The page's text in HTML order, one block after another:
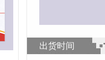
出货时间